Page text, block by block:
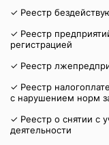
✓ Реестр
✓ Реестр
регистрацией
✓ Реестр
✓ Реестр
с нарушением норм
✓ Реестр о снятии с
деятельности